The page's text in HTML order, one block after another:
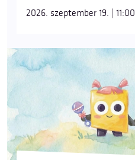
2026. szeptember 19. | 11:00